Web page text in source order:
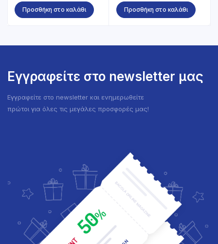
Προσθήκη στο καλάθι Προσθήκη στο καλάθι
Εγγραφείτε στο newsletter μας
Εγγραφείτε στο newsletter και ενημερωθείτε
πρώτοι για όλες τις μεγάλες προσφορές μας!